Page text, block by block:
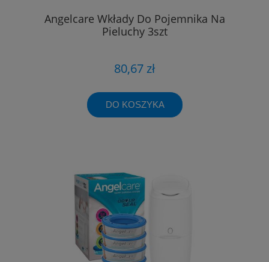
Angelcare Wkłady Do Pojemnika Na
Pieluchy 3szt
80,67 zł
DO KOSZYKA